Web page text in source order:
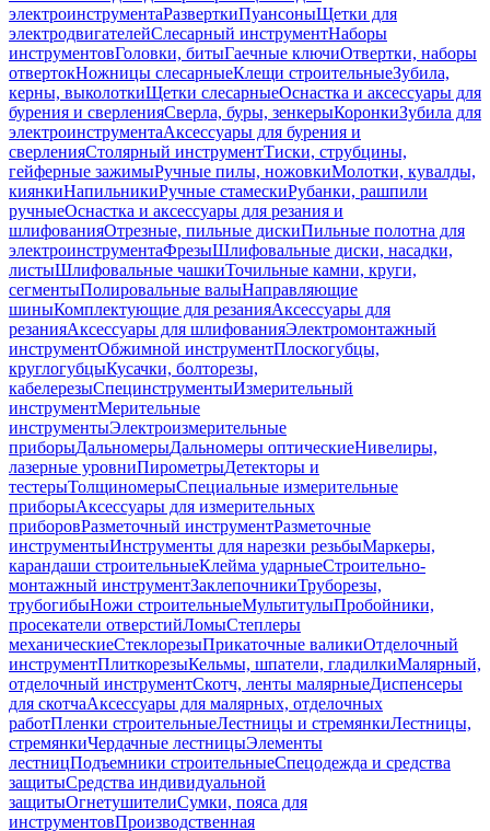
электроинструментаРазверткиПуансоныЩетки для
электродвигателейСлесарный инструментНаборы
инструментовГоловки, битыГаечные ключиОтвертки, наборы
отвертокНожницы слесарныеКлещи строительныеЗубила,
керны, выколоткиЩетки слесарныеОснастка и аксессуары для
бурения и сверленияСверла, буры, зенкерыКоронкиЗубила для
электроинструментаАксессуары для бурения и
сверленияСтолярный инструментТиски, струбцины,
гейферные зажимыРучные пилы, ножовкиМолотки, кувалды,
киянкиНапильникиРучные стамескиРубанки, рашпили
ручныеОснастка и аксессуары для резания и
шлифованияОтрезные, пильные дискиПильные полотна для
электроинструментаФрезыШлифовальные диски, насадки,
листыШлифовальные чашкиТочильные камни, круги,
сегментыПолировальные валыНаправляющие
шиныКомплектующие для резанияАксессуары для
резанияАксессуары для шлифованияЭлектромонтажный
инструментОбжимной инструментПлоскогубцы,
круглогубцыКусачки, болторезы,
кабелерезыСпецинструментыИзмерительный
инструментМерительные
инструментыЭлектроизмерительные
приборыДальномерыДальномеры оптическиеНивелиры,
лазерные уровниПирометрыДетекторы и
тестерыТолщиномерыСпециальные измерительные
приборыАксессуары для измерительных
приборовРазметочный инструментРазметочные
инструментыИнструменты для нарезки резьбыМаркеры,
карандаши строительныеКлейма ударныеСтроительно-
монтажный инструментЗаклепочникиТруборезы,
трубогибыНожи строительныеМультитулыПробойники,
просекатели отверстийЛомыСтеплеры
механическиеСтеклорезыПрикаточные валикиОтделочный
инструментПлиткорезыКельмы, шпатели, гладилкиМалярный,
отделочный инструментСкотч, ленты малярныеДиспенсеры
для скотчаАксессуары для малярных, отделочных
работПленки строительныеЛестницы и стремянкиЛестницы,
стремянкиЧердачные лестницыЭлементы
лестницПодъемники строительныеСпецодежда и средства
защитыСредства индивидуальной
защитыОгнетушителиСумки, пояса для
инструментовПроизводственная